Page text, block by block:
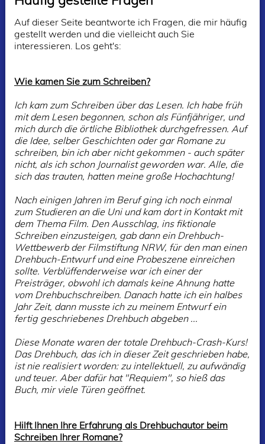
Auf dieser Seite beantworte ich Fragen, die mir häufig
gestellt werden und die vielleicht auch Sie
interessieren. Los geht's:
Wie kamen Sie zum Schreiben?
Ich kam zum Schreiben über das Lesen. Ich habe früh
mit dem Lesen begonnen, schon als Fünfjähriger, und
mich durch die örtliche Bibliothek durchgefressen. Auf
die Idee, selber Geschichten oder gar Romane zu
schreiben, bin ich aber nicht gekommen - auch später
nicht, als ich schon Journalist geworden war. Alle, die
sich das trauten, hatten meine große Hochachtung!
Nach einigen Jahren im Beruf ging ich noch einmal
zum Studieren an die Uni und kam dort in Kontakt mit
dem Thema Film. Den Ausschlag, ins fiktionale
Schreiben einzusteigen, gab dann ein Drehbuch-
Wettbewerb der Filmstiftung NRW, für den man einen
Drehbuch-Entwurf und eine Probeszene einreichen
sollte. Verblüffenderweise war ich einer der
Preisträger, obwohl ich damals keine Ahnung hatte
vom Drehbuchschreiben. Danach hatte ich ein halbes
Jahr Zeit, dann musste ich zu meinem Entwurf ein
fertig geschriebenes Drehbuch abgeben ...
Diese Monate waren der totale Drehbuch-Crash-Kurs!
Das Drehbuch, das ich in dieser Zeit geschrieben habe,
ist nie realisiert worden: zu intellektuell, zu aufwändig
und teuer. Aber dafür hat "Requiem", so hieß das
Buch, mir viele Türen geöffnet.
Hilft Ihnen Ihre Erfahrung als Drehbuchautor beim
Schreiben Ihrer Romane?